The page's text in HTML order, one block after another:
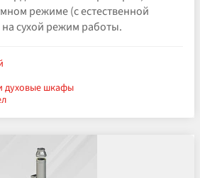
режиме (с естественной
на сухой режим работы.
духовые шкафы